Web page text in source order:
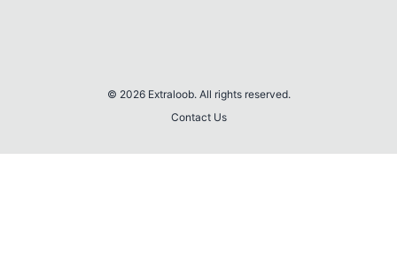
© 2026 Extraloob. All rights reserved.
Contact Us